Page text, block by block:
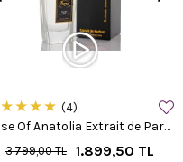
Rose Of Anatolia Extrait de Parfüm 50 ml.
★★★★ 4
1.899,50 TL
3.799,00 TL